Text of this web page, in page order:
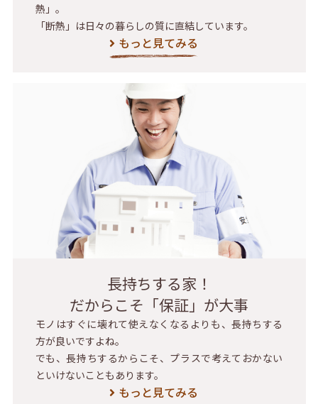
熱」。
「断熱」は日々の暮らしの質に直結しています。
もっと見てみる
長持ちする家！
だからこそ「保証」が大事
モノはすぐに壊れて使えなくなるよりも、長持ちする
方が良いですよね。
でも、長持ちするからこそ、プラスで考えておかない
といけないこともあります。
もっと見てみる